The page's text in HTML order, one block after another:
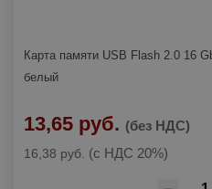
Карта памяти USB Flash 2.0 16
белый
13,65 руб. (без НДС)
16,38 руб. (с НДС 20%)